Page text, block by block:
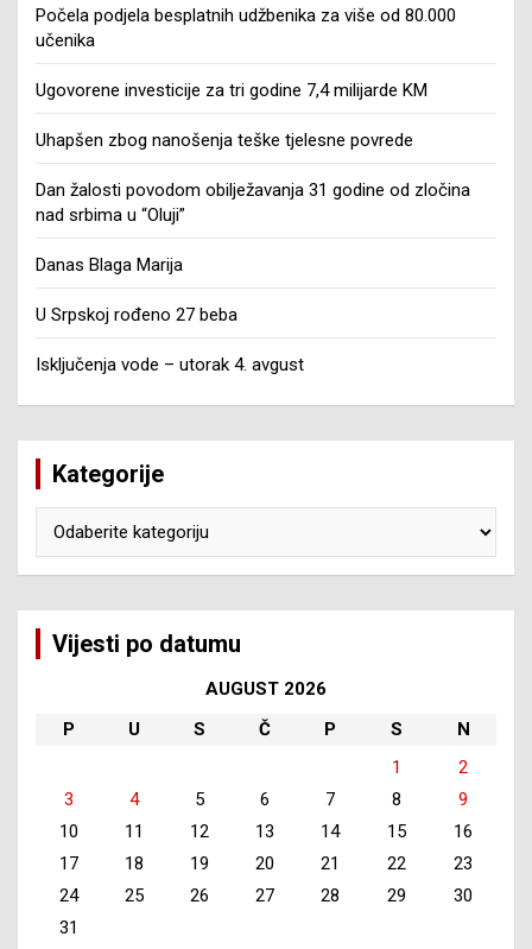
Počela podjela besplatnih udžbenika za više od 80.000
učenika
Ugovorene investicije za tri godine 7,4 milijarde KM
Uhapšen zbog nanošenja teške tjelesne povrede
Dan žalosti povodom obilježavanja 31 godine od zločina
nad srbima u “Oluji”
Danas Blaga Marija
U Srpskoj rođeno 27 beba
Isključenja vode – utorak 4. avgust
Kategorije
Vijesti po datumu
AUGUST 2026
P
U S Č P S
N
1
2
3
4 5 6 7 8
9
10
11 12 13 14 15
16
17
18 19 20 21 22
23
24
25 26 27 28 29
30
31